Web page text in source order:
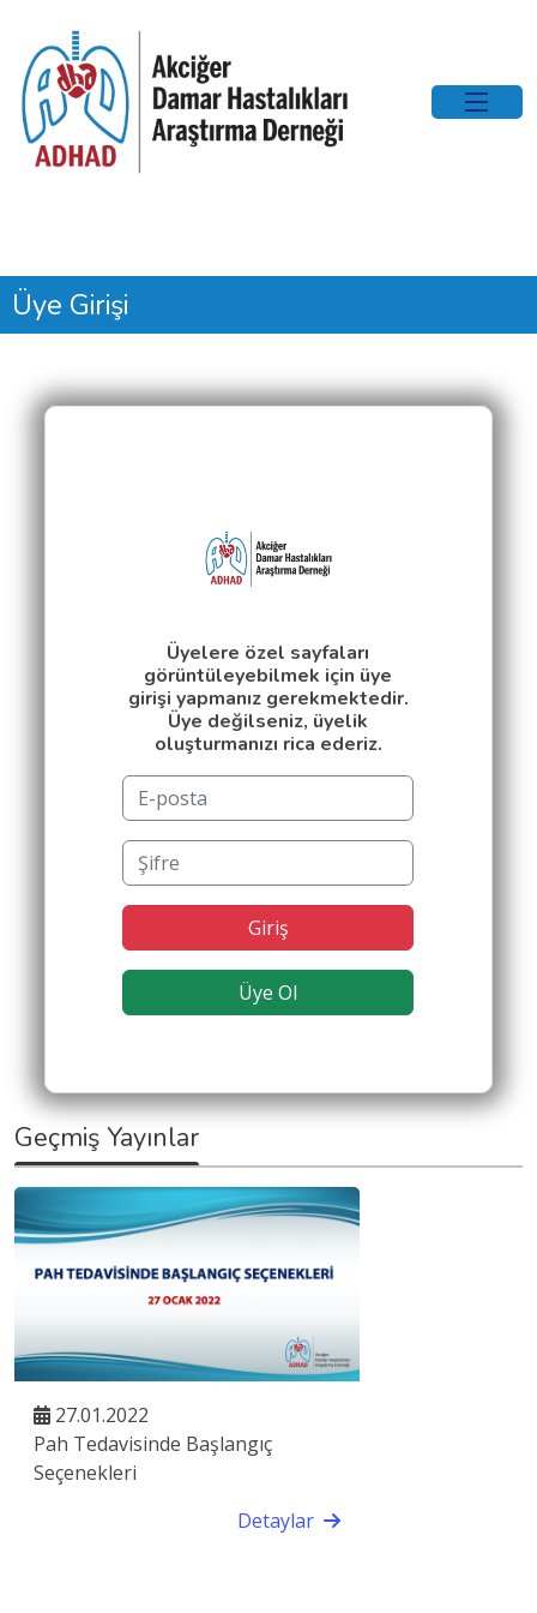
Üye Girişi
Üyelere özel sayfaları
görüntüleyebilmek için üye
girişi yapmanız gerekmektedir.
Üye değilseniz, üyelik
oluşturmanızı rica ederiz.
Giriş
Üye Ol
Geçmiş Yayınlar
27.01.2022
Pah Tedavisinde Başlangıç
Seçenekleri
Detaylar